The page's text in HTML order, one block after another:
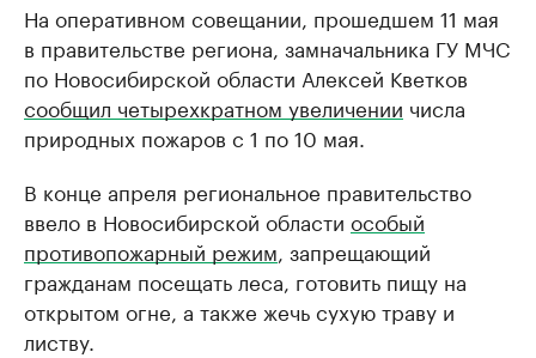
На оперативном совещании, прошедшем 11 мая
в правительстве региона, замначальника ГУ МЧС
по Новосибирской области Алексей Кветков
сообщил четырехкратном увеличении числа
природных пожаров с 1 по 10 мая.
В конце апреля региональное правительство
ввело в Новосибирской области особый
противопожарный режим, запрещающий
гражданам посещать леса, готовить пищу на
открытом огне, а также жечь сухую траву и
листву.